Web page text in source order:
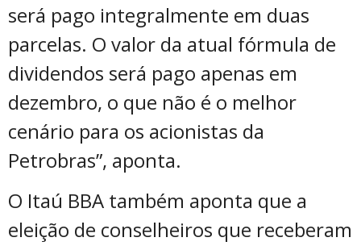
será pago integralmente em duas
parcelas. O valor da atual fórmula de
dividendos será pago apenas em
dezembro, o que não é o melhor
cenário para os acionistas da
Petrobras”, aponta.
O Itaú BBA também aponta que a
eleição de conselheiros que receberam